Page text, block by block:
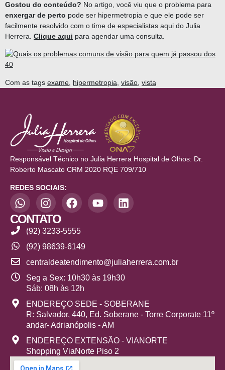
Gostou do conteúdo? No artigo, você viu que o problema para
enxergar de perto pode ser hipermetropia e que ele pode ser
facilmente resolvido com o time de especialistas aqui do Julia
Herrera. Clique aqui para agendar uma consulta.
Com as tags exame hipermetropia visão vista
Responsável Técnico no Julia Herrera Hospital de Olhos: Dr.
Roberto Mascato CRM 2020 RQE 709/710
REDES SOCIAIS:
CONTATO
(92) 3233-5555
(92) 98639-6149
centraldeatendimento@juliaherrera.com.br
Seg a Sex: 10h30 às 19h30
Sáb: 08h às 12h
ENDEREÇO SEDE - SOBERANE
R: Salvador, 440, Ed. Soberane - Torre Corporate 11º
andar- Adrianópolis - AM
ENDEREÇO EXTENSÃO - VIANORTE
Shopping ViaNorte Piso 2